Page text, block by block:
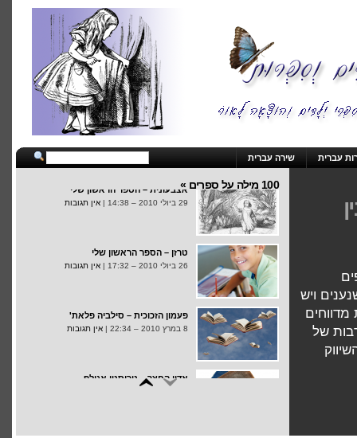
עברית שירה עברית
ויש
של
100 מילה על ספרים »
פשפושים בזיכרון – הספר הראשון שלי
אין תגובות
אין תגובות
טרזן – הספר הראשון שלי
פעמון הזכוכית – סילביה פלאת'
אדון החצר – טריסטן אגולף